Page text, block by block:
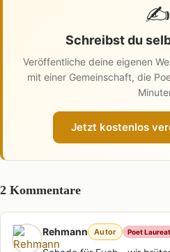
✍️
Schreibst du
Veröffentliche deine eigenen
mit einer Gemeinschaft, die
Jetzt kostenlos
2 Kommentare
Rehmann Autor Poet Laureat